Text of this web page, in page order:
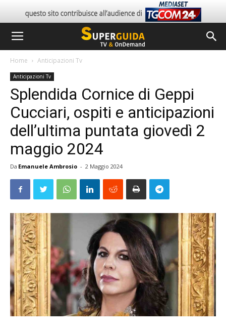
Home Anticipazioni Tv
Anticipazioni Tv
Splendida Cornice di Geppi
Cucciari, ospiti e anticipazioni
dell’ultima puntata giovedì 2
maggio 2024
Da Emanuele Ambrosio - 2 Maggio 2024